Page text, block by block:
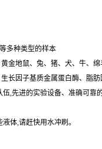
多种类型的样本
金地鼠、兔、猪、犬、牛、
长因子基质金属蛋白酶、脂
,先进的实验设备、准确可靠
体,请赶快用水冲刷。